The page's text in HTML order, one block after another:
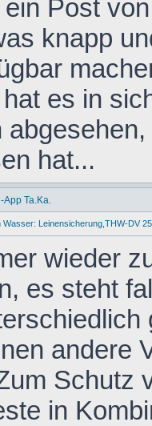
Post
knapp
es in
hat...
Ta.Ka.
Wasser: Leinensicherung,THW-DV
wieder
es steht
andere
Schutz
in